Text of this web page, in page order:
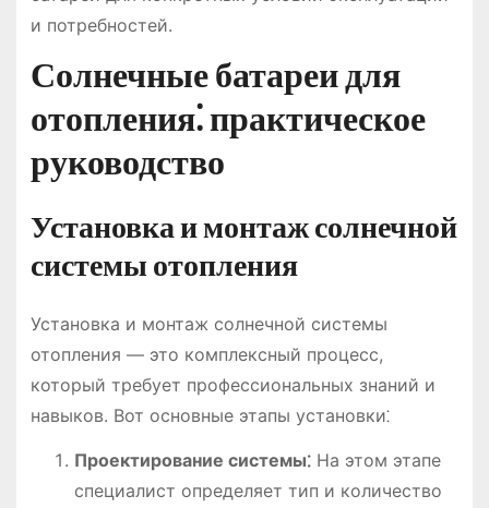
и потребностей.
Солнечные батареи для
отопления⁚ практическое
руководство
Установка и монтаж солнечной
системы отопления
Установка и монтаж солнечной системы
отопления ― это комплексный процесс,
который требует профессиональных знаний и
навыков. Вот основные этапы установки⁚
Проектирование системы⁚На этом этапе
специалист определяет тип и количество